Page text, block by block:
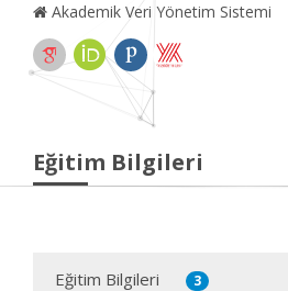
Akademik Veri Yönetim Sistemi
Eğitim Bilgileri
Eğitim Bilgileri 3